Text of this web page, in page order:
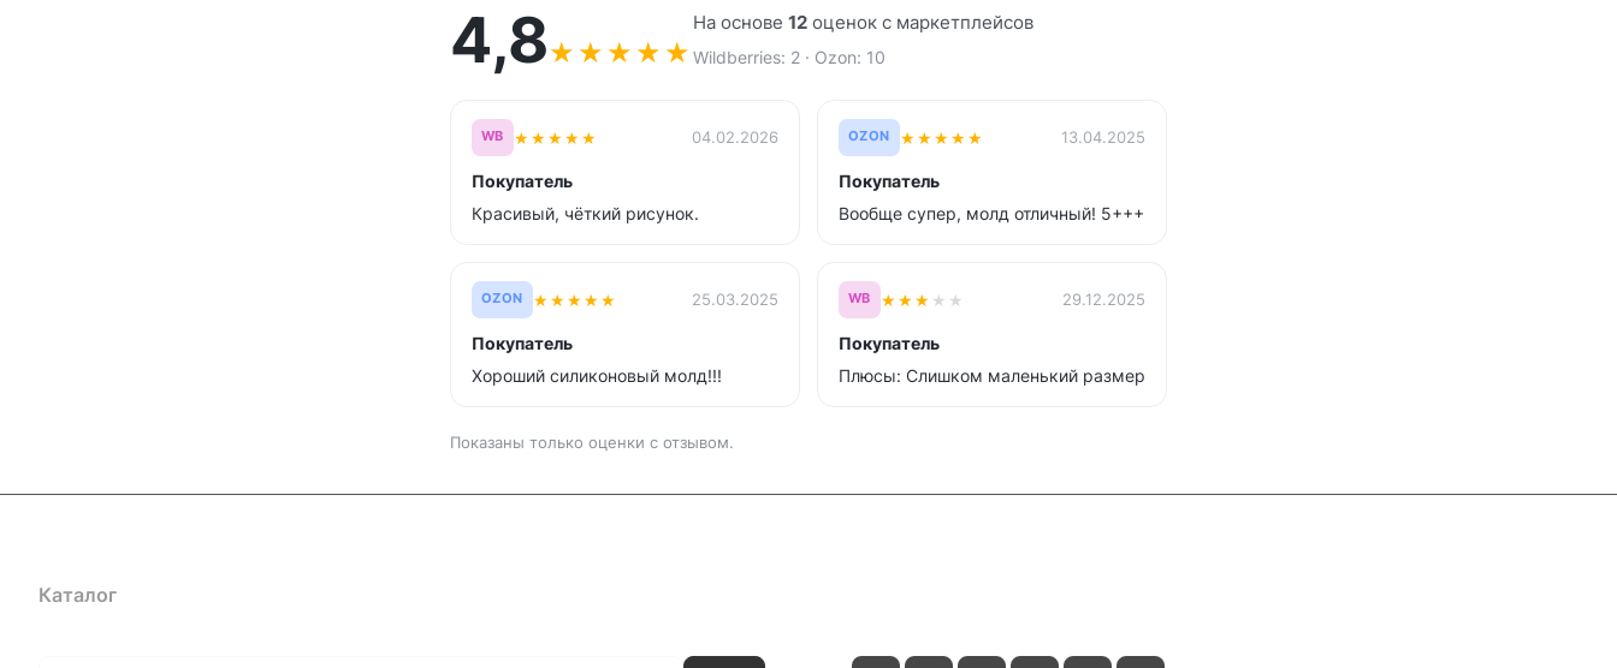
4,8★ ★ ★ ★ ★
На основе 12 оценок с маркетплейсов
Wildberries: 2 · Ozon: 10
WB ★★★★★ 04.02.2026
Покупатель
Красивый, чёткий рисунок.
OZON ★★★★★ 13.04.2025
Покупатель
Вообще супер, молд отличный! 5+++
OZON ★★★★★ 25.03.2025
Покупатель
Хороший силиконовый молд!!!
WB ★★★ ★ ★ 29.12.2025
Покупатель
Плюсы: Слишком маленький размер
Показаны только оценки с отзывом.
Каталог